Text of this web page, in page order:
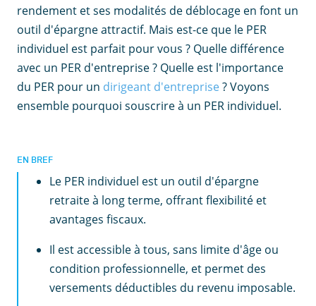
rendement et ses modalités de déblocage en font un
outil d'épargne attractif. Mais est-ce que le PER
individuel est parfait pour vous ? Quelle différence
avec un PER d'entreprise ? Quelle est l'importance
du PER pour un dirigeant d'entreprise? Voyons
ensemble pourquoi souscrire à un PER individuel.
EN BREF
Le PER individuel est un outil d'épargne
retraite à long terme, offrant flexibilité et
avantages fiscaux.
Il est accessible à tous, sans limite d'âge ou
condition professionnelle, et permet des
versements déductibles du revenu imposable.